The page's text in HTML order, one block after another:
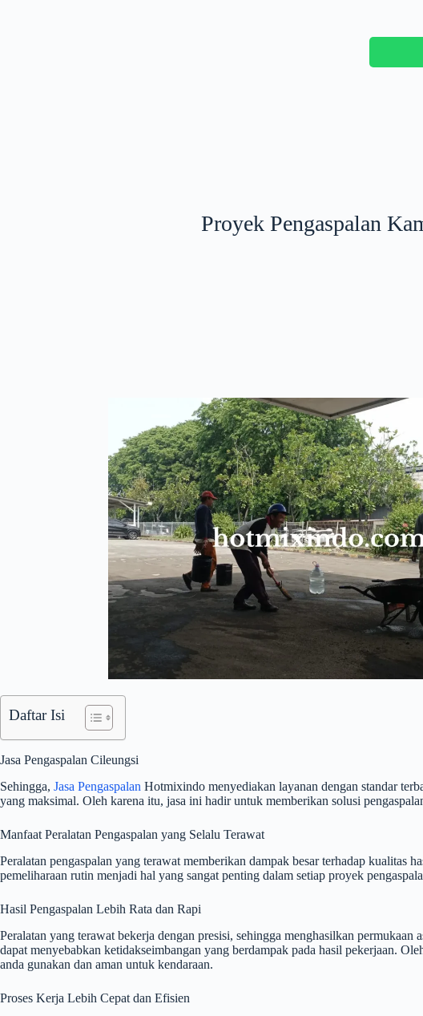
Proyek Pengaspalan
Daftar Isi
Jasa Pengaspalan Cileungsi
Sehingga, Jasa Pengaspalan Hotmixindo menyediakan layanan dengan standar
yang maksimal. Oleh karena itu, jasa ini hadir untuk memberikan solusi
Manfaat Peralatan Pengaspalan yang Selalu Terawat
Peralatan pengaspalan yang terawat memberikan dampak besar terhadap kualitas
pemeliharaan rutin menjadi hal yang sangat penting dalam setiap proyek
Hasil Pengaspalan Lebih Rata dan Rapi
Peralatan yang terawat bekerja dengan presisi, sehingga menghasilkan
dapat menyebabkan ketidakseimbangan yang berdampak pada hasil pekerjaan.
anda gunakan dan aman untuk kendaraan.
Proses Kerja Lebih Cepat dan Efisien